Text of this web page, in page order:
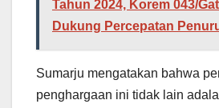
Tahun 2024, Korem 043/
Dukung Percepatan
Sumarju mengatakan bahwa
penghargaan ini tidak lain